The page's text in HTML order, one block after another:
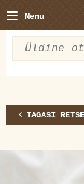
Menu
TAGASI